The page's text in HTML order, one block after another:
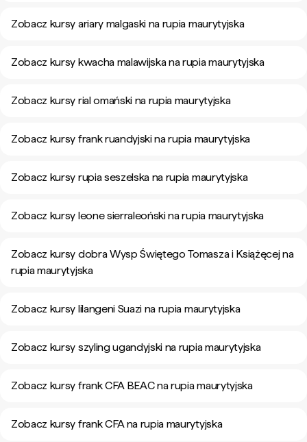
Zobacz kursy ariary malgaski na rupia maurytyjska
Zobacz kursy kwacha malawijska na rupia maurytyjska
Zobacz kursy rial omański na rupia maurytyjska
Zobacz kursy frank ruandyjski na rupia maurytyjska
Zobacz kursy rupia seszelska na rupia maurytyjska
Zobacz kursy leone sierraleoński na rupia maurytyjska
Zobacz kursy dobra Wysp Świętego Tomasza i Książęcej na
rupia maurytyjska
Zobacz kursy lilangeni Suazi na rupia maurytyjska
Zobacz kursy szyling ugandyjski na rupia maurytyjska
Zobacz kursy frank CFA BEAC na rupia maurytyjska
Zobacz kursy frank CFA na rupia maurytyjska